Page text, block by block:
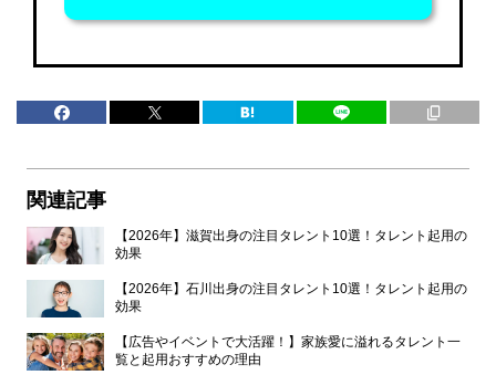
関連記事
【2026年】滋賀出身の注目タレント10選！タレント起用の
効果
【2026年】石川出身の注目タレント10選！タレント起用の
効果
【広告やイベントで大活躍！】家族愛に溢れるタレント一
覧と起用おすすめの理由